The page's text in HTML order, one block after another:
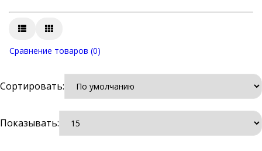
Сравнение товаров (0)
Сортировать:
Показывать: